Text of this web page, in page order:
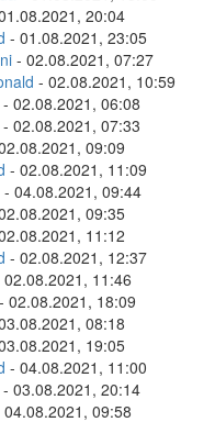
20:04
- 01.08.2021, 23:05
- 02.08.2021, 07:27
- 02.08.2021, 10:59
- 02.08.2021, 06:08
- 02.08.2021, 07:33
09:09
- 02.08.2021, 11:09
- 04.08.2021, 09:44
09:35
11:12
- 02.08.2021, 12:37
02.08.2021, 11:46
- 02.08.2021, 18:09
08:18
19:05
- 04.08.2021, 11:00
- 03.08.2021, 20:14
04.08.2021, 09:58